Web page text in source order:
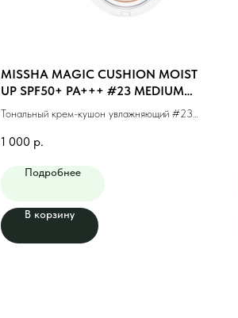
MISSHA MAGIC CUSHION MOIST
UP SPF50+ PA+++ #23 MEDIUM
BEIGE (15g)
Тональный крем-кушон увлажняющий #23
1 000 р.
Подробнее
В корзину